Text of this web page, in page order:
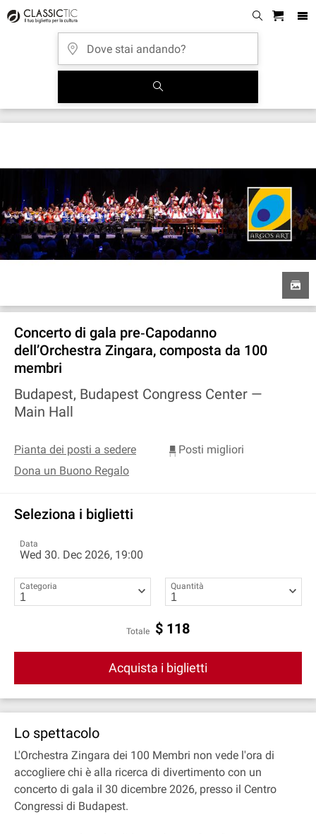
Concerto di gala pre‐Capodanno
dell’Orchestra Zingara, composta da 100
membri
Budapest, Budapest Congress Center —
Main Hall
Pianta dei posti a sedere
Posti migliori
Dona un Buono Regalo
Seleziona i biglietti
Data
Wed 30. Dec 2026, 19:00
Categoria Quantità
Totale $ 118
Acquista i biglietti
Lo spettacolo
L'Orchestra Zingara dei 100 Membri non vede l'ora di
accogliere chi è alla ricerca di divertimento con un
concerto di gala il 30 dicembre 2026, presso il Centro
Congressi di Budapest.